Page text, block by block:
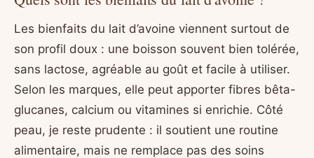
Les bienfaits du lait d’avoine viennent surtout de
son profil doux : une boisson souvent bien tolérée,
sans lactose, agréable au goût et facile à utiliser.
Selon les marques, elle peut apporter fibres bêta-
glucanes, calcium ou vitamines si enrichie. Côté
peau, je reste prudente : il soutient une routine
alimentaire, mais ne remplace pas des soins